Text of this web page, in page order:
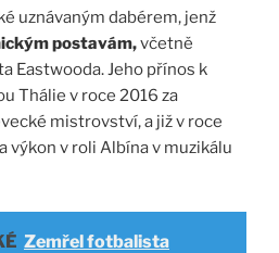
uznávaným dabérem, jenž
postavám,včetně
Eastwooda. Jeho přínos k
Thálie v roce 2016 za
mistrovství, a již v roce
výkon v roli Albína v muzikálu
Zemřel fotbalista